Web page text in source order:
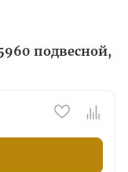
подвесной,